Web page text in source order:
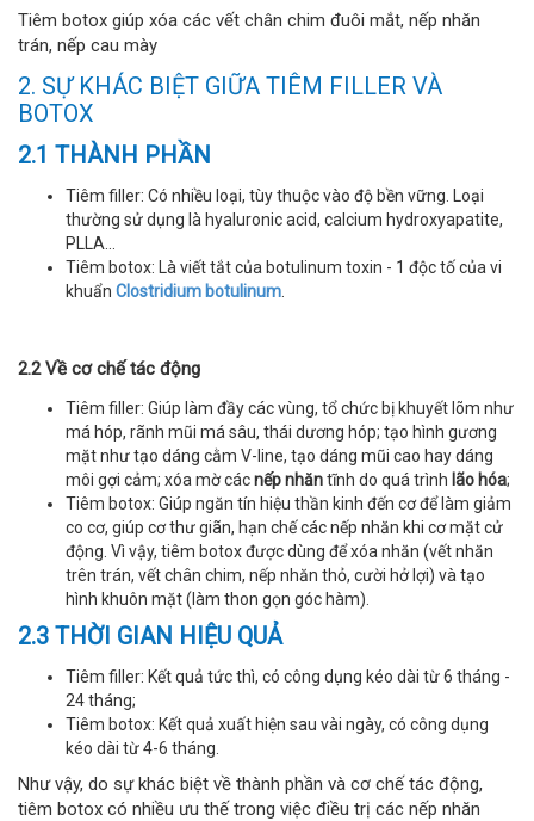
Tiêm botox giúp xóa các vết chân chim đuôi mắt, nếp nhăn
trán, nếp cau mày
2. SỰ KHÁC BIỆT GIỮA TIÊM FILLER VÀ
BOTOX
2.1 THÀNH PHẦN
Tiêm filler: Có nhiều loại, tùy thuộc vào độ bền vững. Loại
thường sử dụng là hyaluronic acid, calcium hydroxyapatite,
PLLA...
Tiêm botox: Là viết tắt của botulinum toxin - 1 độc tố của vi
khuẩn Clostridium botulinum
2.2 Về cơ chế tác động
Tiêm filler: Giúp làm đầy các vùng, tổ chức bị khuyết lõm như
má hóp, rãnh mũi má sâu, thái dương hóp; tạo hình gương
mặt như tạo dáng cằm V-line, tạo dáng mũi cao hay dáng
môi gợi cảm; xóa mờ cácnếp nhăntĩnh do quá trình lão hóa;
Tiêm botox: Giúp ngăn tín hiệu thần kinh đến cơ để làm giảm
co cơ, giúp cơ thư giãn, hạn chế các nếp nhăn khi cơ mặt cử
động. Vì vậy, tiêm botox được dùng để xóa nhăn (vết nhăn
trên trán, vết chân chim, nếp nhăn thỏ, cười hở lợi) và tạo
hình khuôn mặt (làm thon gọn góc hàm).
2.3 THỜI GIAN HIỆU QUẢ
Tiêm filler: Kết quả tức thì, có công dụng kéo dài từ 6 tháng -
24 tháng;
Tiêm botox: Kết quả xuất hiện sau vài ngày, có công dụng
kéo dài từ 4-6 tháng.
Như vậy, do sự khác biệt về thành phần và cơ chế tác động,
tiêm botox có nhiều ưu thế trong việc điều trị các nếp nhăn